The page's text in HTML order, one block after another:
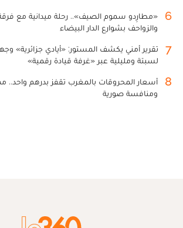
6
«مطارِدو سموم الصيف».. رحلة ميدانية مع
والزواحف بشوارع الدار البيضاء
7
تقرير أمني يكشف المستور: «أيادي جزائرية»
لسبتة ومليلية عبر «غرفة قيادة رقمية»
8
أسعار المحروقات بالمغرب تقفز بدرهم واحد..
ومنافسة صورية